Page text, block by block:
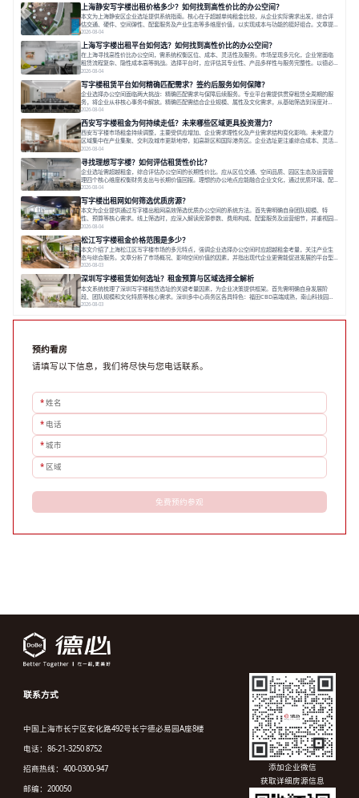
上海静安写字楼出租价格多少？如何找到高性价比的办公空间？
本文为上海静安区企业选址提供系统指南。核心在于超越单纯租金比较，从企业实际需求出发，综合评
估交通、硬件、空间弹性、配套服务及产业生态等多维度价值，以实现成本与功能的挺好组合。文章提
出打破固定工位思维，采用精装灵活空间与共享配套以提升性价比，并通过不同规模企业的实际案例加
以说明。之后指出，专业运营服务商提供的稳定环境、社群活动与产业集聚等增值服务，是很大化空间
价值、助力企业成长的关键。对于许多在
2026-08-04
上海写字楼出租平台如何选？如何找到高性价比的办公空间？
在上海寻找高性价比办公空间，需系统权衡区位、成本、灵活性及服务。市场呈现多元化，企业常面临
租赁流程复杂、隐性成本高等挑战。选择平台时，应评估其专业性、产品多样性与服务完整性。以德必
为例，其提供从空间到生态的解决方案，通过特色园区、灵活产品和丰富配套，满足不同企业需求。企
业应明确自身需求，实地考察，选择能支持长期发展、提升竞争力的办公空间。在上海寻找合适的办公
空间，对于企业行政负责人、中小企业主
2026-08-04
写字楼租赁平台如何精确匹配需求？签约后服务如何保障？
企业选择办公空间面临两大挑战：精确匹配需求与保障后续服务。专业平台需提供贯穿租赁全周期的服
务，将企业从非核心事务中解放。精确匹配需结合企业规模、属性及文化需求，从基础筛选到深度对
接；签约后则需构建覆盖硬件运维、共享配套及专业物业的全周期保障体系。德必集团通过标准化服务
与个性化运营结合，以全国布局和产业生态圈为企业提供稳定支持，体现了从信息撮合到深度服务的能
力转变。在为企业寻找办公空间的过程中，
2026-08-04
西安写字楼租金为何持续走低？未来哪些区域更具投资潜力？
西安写字楼市场租金持续调整，主要受供应增加、企业需求理性化及产业需求结构变化影响。未来潜力
区域集中在产业集聚、交利及城市更新地带，如高新区和国际港务区。企业选址更注重综合成本、灵活
性与员工体验，倾向于提供全包式服务的办公空间。专业运营方通过空间优化与社群服务，助力企业成
长，推动市场向多元化、高性价比方向发展。近年来，西安写字楼市场呈现出租金持续调整的态势，这
一现象引发了的广泛关注。作为西部重要
2026-08-04
寻找理想写字楼？如何评估租赁性价比？
企业选址需超越租金，综合评估办公空间的长期性价比。应从区位交通、空间品质、园区生态及运营管
理四个核心维度权衡财务支出与长期价值回报。理想的办公地点应能融合企业文化，通过优质环境、配
套服务及社群资源赋能业务增长，实现成本与价值的平衡。对于许多正在成长或寻求稳定发展的企业而
言，寻找一处合适的办公空间是一项至关重要的决策。这不仅关系到团队的日常工作效率与协作氛围，
更直接影响着企业的品牌形象、运营成本
2026-08-04
写字楼出租网如何筛选优质房源？
本文为企业提供通过写字楼出租网高效筛选优质办公空间的系统方法。首先需明确自身团队规模、特
性、预算等核心需求。线上筛选时，应深入解读房源参数、费用构成、配套服务及运营细节，并重视园
区产业生态与交通区位价值。同时，需考察运营方的品牌背景与持续服务能力。完成线上初选后，必须
进行线下实地验证，核对空间实景、测试设施、感受园区氛围并确认合同条款，从而做出精确决策。在
数字化时代，写字楼出租网已成为企业寻找
2026-08-04
松江写字楼租金价格范围是多少？
本文介绍了上海松江区写字楼市场的多元特点，强调企业选择办公空间时应超越租金考量，关注产业生
态与综合服务。文章分析了市场概况、影响空间价值的因素，并指出现代企业更需能促进发展的平台型
空间。之后，以德必集团为例，说明运营方如何通过构建服务生态助力企业成长，建议企业系统评估需
求与长期价值，选择匹配的发展载体。对于许多寻求在上海松江区设立或扩展办公空间的企业而言，了
解该区域的写字楼市场概况是决策的首先
2026-08-03
深圳写字楼租赁如何选址？租金预算与区域选择全解析
本文系统梳理了深圳写字楼租赁选址的关键考量因素，为企业决策提供框架。首先需明确自身发展阶
段、团队规模和文化特质等核心需求。深圳多中心商务区各具特色：福田CBD高端成熟，南山科技园创
新活力强，前海具政策优势。除传统写字楼外，创意产业园注重生态与社群，适合文创、科技类企业。
款。选址是综合性战略决策，旨在让办公
2026-08-03
预约看房
请填写以下信息，我们将尽快与您电话联系。
*姓名
* 电话
*城市
* 区域
免费预约参观
联系方式
中国上海市长宁区安化路492号长宁德必易园A座8楼
电话：86-21-3250 8752
招商热线：400-0300-947
邮编：200050
添加企业微信
获取详细房源信息